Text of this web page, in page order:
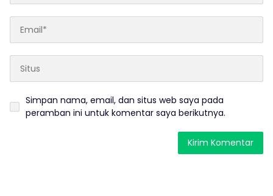
Simpan nama, email, dan situs web saya pada
peramban ini untuk komentar saya berikutnya.